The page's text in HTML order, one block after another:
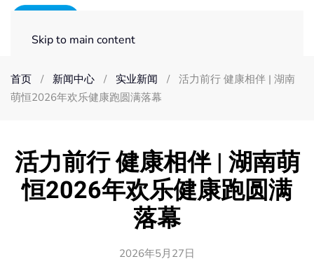
Skip to main content
首页 新闻中心 实业新闻
活力前行 健康相伴 | 湖南
萌恒2026年欢乐健康跑圆满落幕
活力前行 健康相伴 | 湖南萌
恒2026年欢乐健康跑圆满
落幕
2026年5月27日